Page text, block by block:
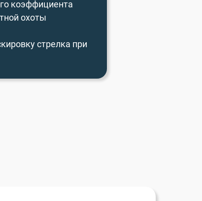
коэффициента
охоты
стрелка при